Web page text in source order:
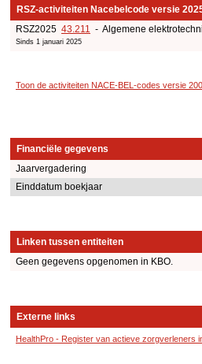
RSZ-activiteiten Nacebelcode versie
RSZ2025 43.211 - Algemene
Sinds 1 januari 2025
Toon de activiteiten NACE-BEL-codes versie
Financiële gegevens
Jaarvergadering
Einddatum boekjaar
Linken tussen entiteiten
Geen gegevens opgenomen in KBO.
Externe links
HealthPro - Register van actieve zorgverleners